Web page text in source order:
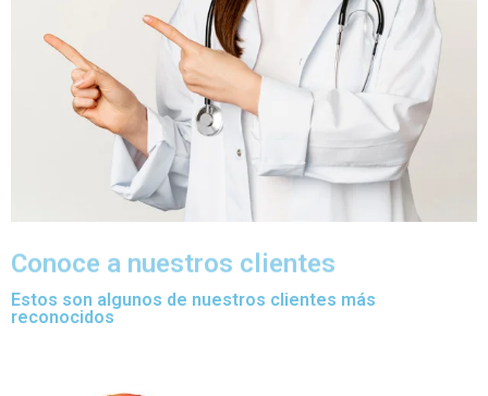
Conoce a nuestros clientes
Estos son algunos de nuestros clientes más
reconocidos